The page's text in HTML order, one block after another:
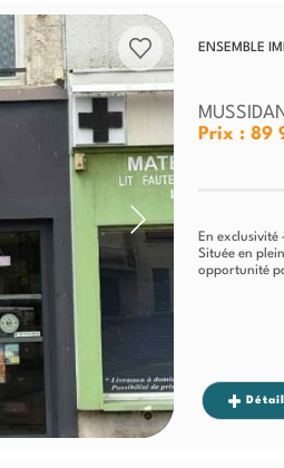
ENSEMBLE
Prix : 89
En exclusivité
Située en
opportunité